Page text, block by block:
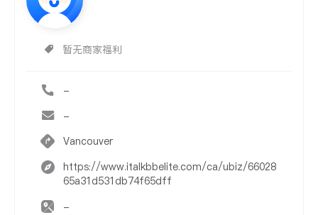
暂无商家福利
-
-
Vancouver
https://www.italkbbelite.com/ca/ubiz/66028
65a31d531db74f65dff
-